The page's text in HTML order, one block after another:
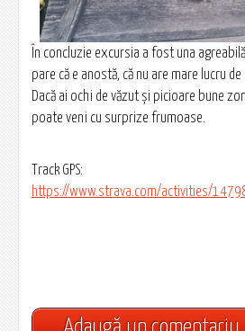
În concluzie excursia a fost una
pare că e anostă, că nu are mare lucru
Dacă ai ochi de văzut și picioare bune
poate veni cu surprize frumoase.
Track GPS:
https://www.strava.com/activities/